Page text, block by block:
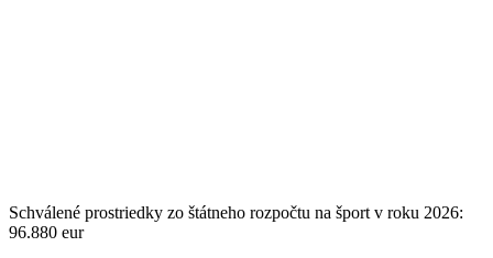
Schválené prostriedky zo štátneho rozpočtu na šport v roku 2026:
96.880 eur